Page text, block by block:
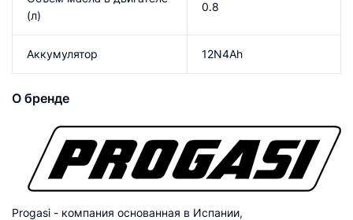
(л)
0.8
Аккумулятор 12N4Ah
О бренде
Progasi - компания основанная в Испании,